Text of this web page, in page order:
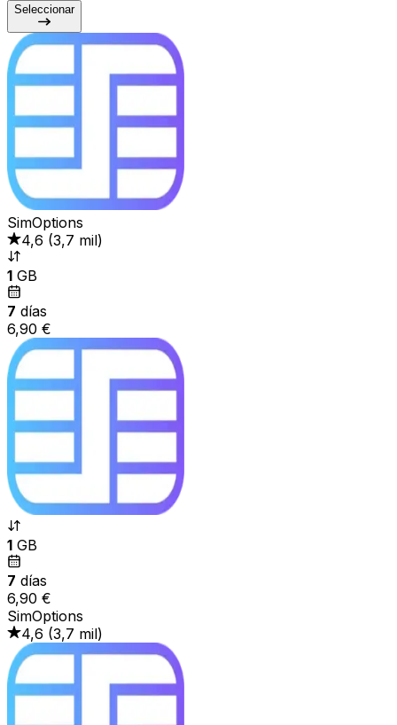
Seleccionar
SimOptions
4,6 (3,7 mil)
1 GB
7 días
6,90 €
1 GB
7 días
6,90 €
SimOptions
4,6 (3,7 mil)